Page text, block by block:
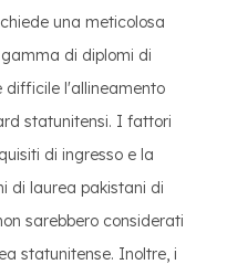
una meticolosa
di diplomi di
difficile l'allineamento
statunitensi. I fattori
di ingresso e la
di laurea pakistani di
sarebbero considerati
statunitense. Inoltre, i